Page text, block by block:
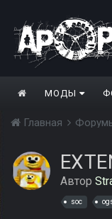
МОДЫ
Главная
Автор
soc